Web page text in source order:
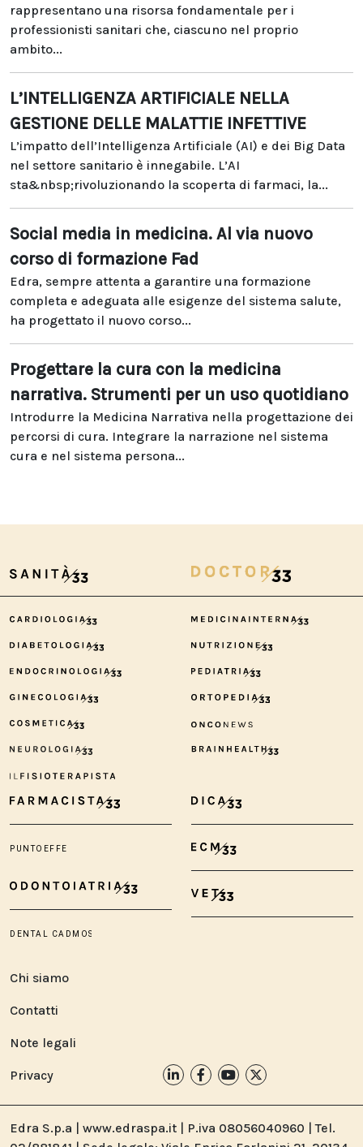
rappresentano una risorsa fondamentale per i
professionisti sanitari che, ciascuno nel proprio
ambito...
L’INTELLIGENZA ARTIFICIALE NELLA
GESTIONE DELLE MALATTIE INFETTIVE
L’impatto dell’Intelligenza Artificiale (AI) e dei Big Data
nel settore sanitario è innegabile. L’AI
sta&nbsp;rivoluzionando la scoperta di farmaci, la...
Social media in medicina. Al via nuovo
corso di formazione Fad
Edra, sempre attenta a garantire una formazione
completa e adeguata alle esigenze del sistema salute,
ha progettato il nuovo corso...
Progettare la cura con la medicina
narrativa. Strumenti per un uso quotidiano
Introdurre la Medicina Narrativa nella progettazione dei
percorsi di cura. Integrare la narrazione nel sistema
cura e nel sistema persona...
Chi siamo
Contatti
Note legali
Privacy
Edra S.p.a | www.edraspa.it | P.iva 08056040960 | Tel.